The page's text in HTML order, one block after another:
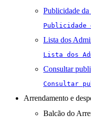
Publicidade da
Lista dos
Lista dos
Consultar
Consultar
Arrendamento e
Balcão do